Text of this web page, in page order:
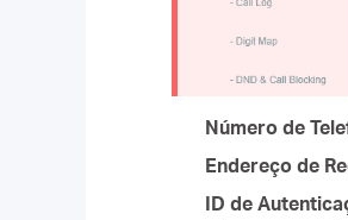
Número de
Endereço de
ID de